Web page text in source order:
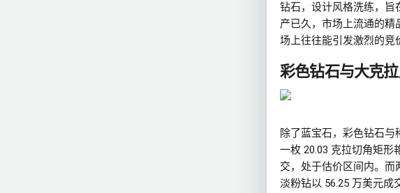
钻石，设计风格洗练，旨
产已久，市场上流通的
场上往往能引发激烈的竞
彩色钻石与大克
除了蓝宝石，彩色钻石
一枚 20.03 克拉切角矩形
交，处于估价区间内。而
淡粉钻以 56.25 万美元成